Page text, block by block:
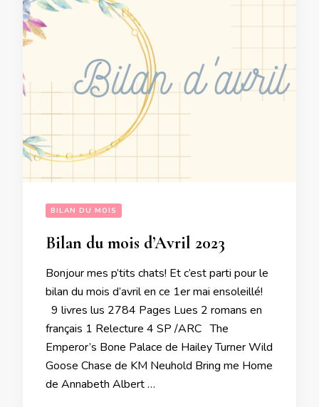
BILAN DU MOIS
Bilan du mois d’Avril 2023
Bonjour mes p’tits chats! Et c’est parti pour le
bilan du mois d’avril en ce 1er mai ensoleillé!
9 livres lus 2784 Pages Lues 2 romans en
français 1 Relecture 4 SP /ARC The
Emperor’s Bone Palace de Hailey Turner Wild
Goose Chase de KM Neuhold Bring me Home
de Annabeth Albert …